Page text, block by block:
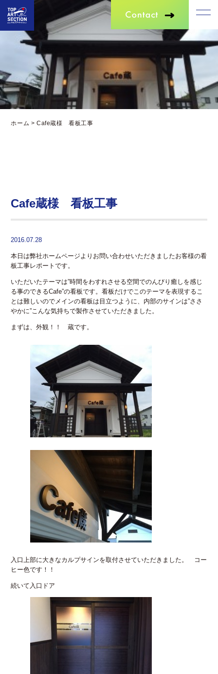
ホーム >Cafe蔵様 看板工事
Cafe蔵様 看板工事
2016.07.28
本日は弊社ホームページよりお問い合わせいただきましたお客様の看
板工事レポートです。
いただいたテーマは”時間をわすれさせる空間でのんびり癒しを感じ
る事のできるCafe”の看板です。看板だけでこのテーマを表現するこ
とは難しいのでメインの看板は目立つように、内部のサインは”ささ
やかに”こんな気持ちで製作させていただきました。
まずは、外観！！ 蔵です。
入口上部に大きなカルプサインを取付させていただきました。 コー
ヒー色です！！
続いて入口ドア